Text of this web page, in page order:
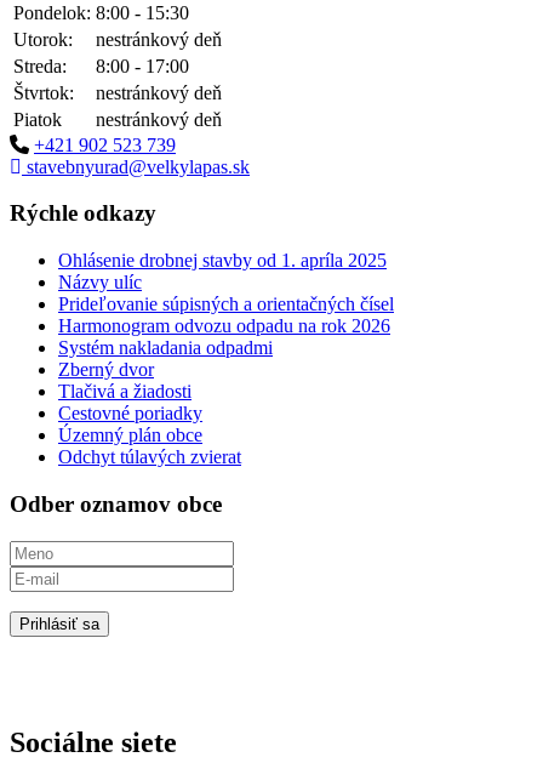
Pondelok: 8:00 - 15:30
Utorok:
nestránkový deň
Streda:
8:00 - 17:00
Štvrtok:
nestránkový deň
Piatok
nestránkový deň
+421 902 523 739
stavebnyurad@velkylapas.sk
Rýchle odkazy
Ohlásenie drobnej stavby od 1. apríla 2025
Názvy ulíc
Prideľovanie súpisných a orientačných čísel
Harmonogram odvozu odpadu na rok 2026
Systém nakladania odpadmi
Zberný dvor
Tlačivá a žiadosti
Cestovné poriadky
Územný plán obce
Odchyt túlavých zvierat
Odber oznamov obce
Prihlásiť sa
Sociálne siete